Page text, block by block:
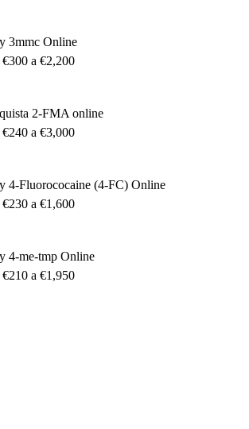
3mmc Online
€300 a €2,200
2-FMA online
€240 a €3,000
4-Fluorococaine (4-FC) Online
€230 a €1,600
4-me-tmp Online
€210 a €1,950